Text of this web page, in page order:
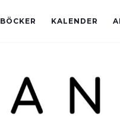
BÖCKER KALENDER